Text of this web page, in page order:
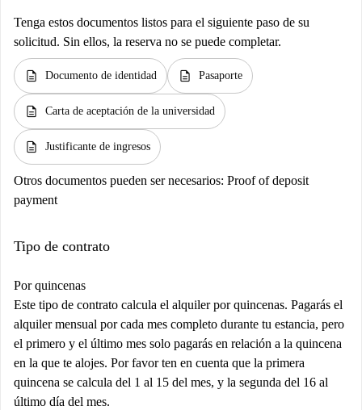
Tenga estos documentos listos para el siguiente paso de su
solicitud. Sin ellos, la reserva no se puede completar.
description Documento de identidad description Pasaporte
description Carta de aceptación de la universidad
description Justificante de ingresos
Otros documentos pueden ser necesarios: Proof of deposit
payment
Tipo de contrato
Por quincenas
Este tipo de contrato calcula el alquiler por quincenas. Pagarás el
alquiler mensual por cada mes completo durante tu estancia, pero
el primero y el último mes solo pagarás en relación a la quincena
en la que te alojes. Por favor ten en cuenta que la primera
quincena se calcula del 1 al 15 del mes, y la segunda del 16 al
último día del mes.